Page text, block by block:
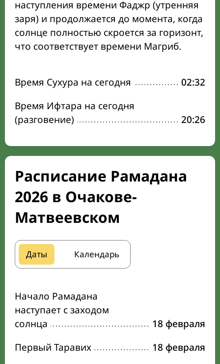
наступления времени Фаджр (утренняя
заря) и продолжается до момента, когда
солнце полностью скроется за горизонт,
что соответствует времени Магриб.
Время Сухура на сегодня
02:32
Время Ифтара на сегодня
(разговение)
20:26
Расписание Рамадана
2026 в Очакове-
Матвеевском
Даты Календарь
Начало Рамадана
наступает с заходом
солнца
18 февраля
Первый Таравих
18 февраля